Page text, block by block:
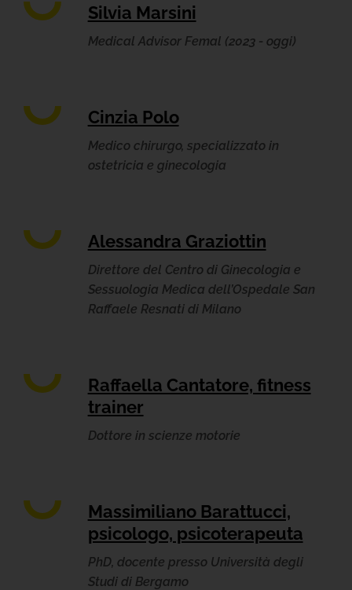
Silvia Marsini
Medical Advisor Femal (2023 - oggi)
Cinzia Polo
Medico chirurgo, specializzato in
ostetricia e ginecologia
Alessandra Graziottin
Direttore del Centro di Ginecologia e
Sessuologia Medica dell’Ospedale San
Raffaele Resnati di Milano
Raffaella Cantatore, fitness
trainer
Dottore in scienze motorie
Massimiliano Barattucci,
psicologo, psicoterapeuta
PhD, docente presso Università degli
Studi di Bergamo